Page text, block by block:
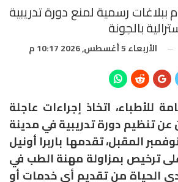
ببلاغات رسمية لمنع دورة تدريبية
بالجونة
الأربعاء 5 أغسطس, 2026 10:17 م
للأطباء، اتخاذ إجراءات عاجلة
عن تنظيم دورة تدريبية في مدينة
المقبل، تقدمها باربرا أونيل
ترخيص بمزاولة مهنة الطب في
الحياة من تقديم أي خدمات أو